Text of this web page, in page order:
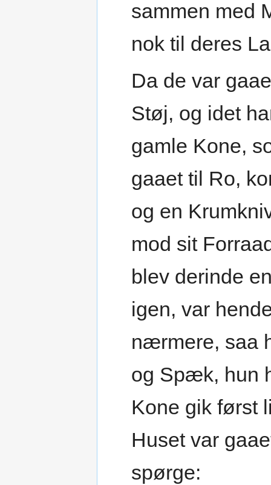
sammen med
nok til deres
Da de var
Støj, og idet
gamle Kone,
gaaet til Ro,
og en
mod sit
blev derinde
igen, var
nærmere, saa
og Spæk, hun
Kone gik først
Huset var
spørge: